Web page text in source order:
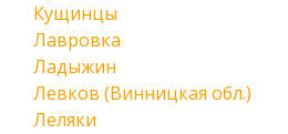
Кущинцы
Лавровка
Ладыжин
Левков (Винницкая обл.)
Леляки